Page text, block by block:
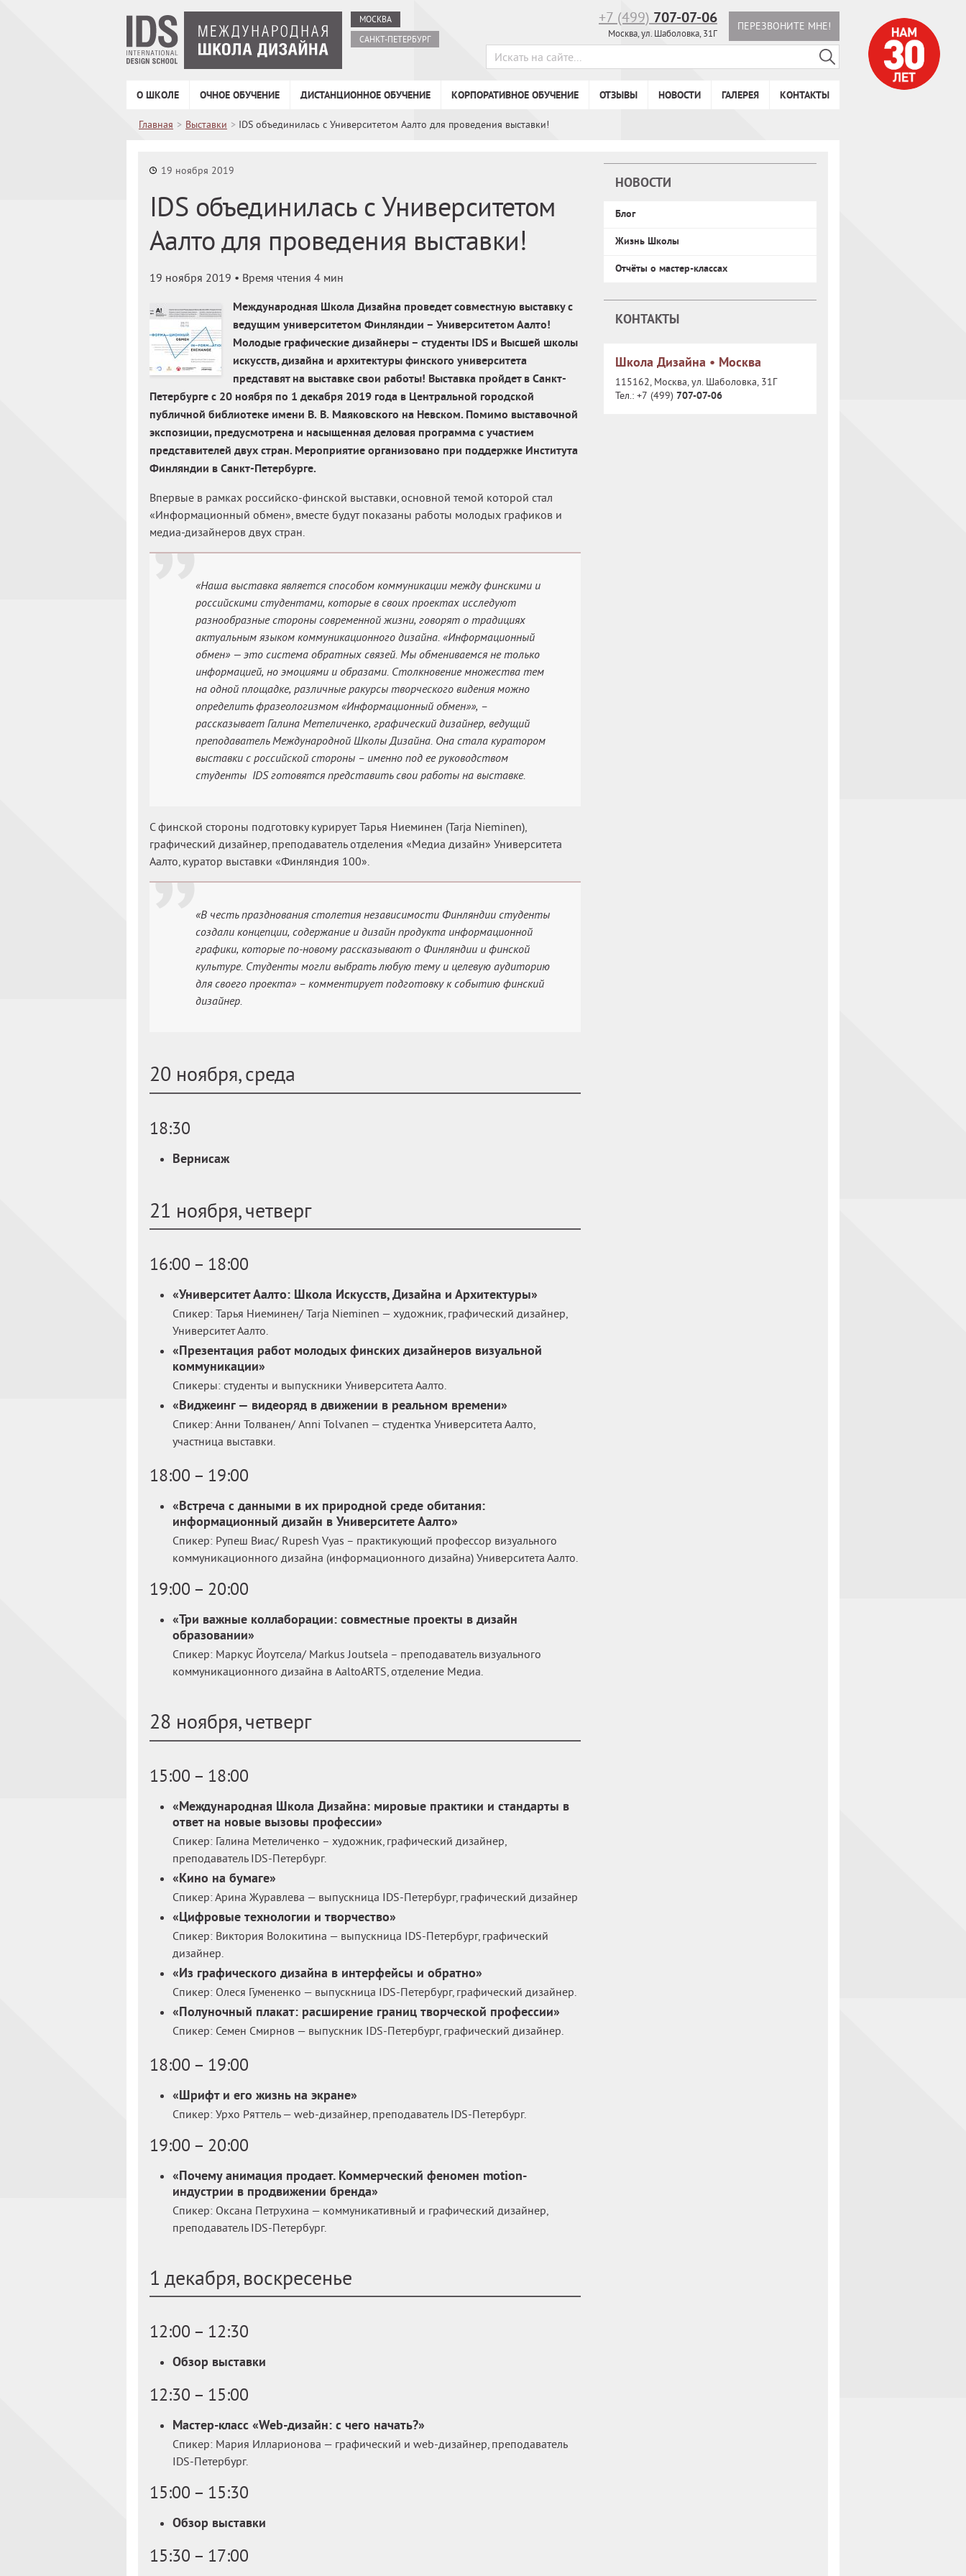
МОСКВА
САНКТ-ПЕТЕРБУРГ
ПЕРЕЗВОНИТЕ МНЕ!
+7 (499) 707-07-06
Москва, ул. Шаболовка, 31Г
О ШКОЛЕ ОЧНОЕ ОБУЧЕНИЕ ДИСТАНЦИОННОЕ ОБУЧЕНИЕ КОРПОРАТИВНОЕ ОБУЧЕНИЕ ОТЗЫВЫ НОВОСТИ ГАЛЕРЕЯ КОНТАКТЫ
Главная > Выставки > IDS объединилась с Университетом Аалто для проведения выставки!
19 ноября 2019
IDS объединилась с Университетом
Аалто для проведения выставки!
19 ноября 2019 • Время чтения 4 мин
Международная Школа Дизайна проведет совместную выставку с
ведущим университетом Финляндии – Университетом Аалто!
Молодые графические дизайнеры – студенты IDS и Высшей школы
искусств, дизайна и архитектуры финского университета
представят на выставке свои работы! Выставка пройдет в Санкт-
Петербурге с 20 ноября по 1 декабря 2019 года в Центральной городской
публичной библиотеке имени В. В. Маяковского на Невском. Помимо выставочной
экспозиции, предусмотрена и насыщенная деловая программа с участием
представителей двух стран. Мероприятие организовано при поддержке Института
Финляндии в Санкт-Петербурге.
Впервые в рамках российско-финской выставки, основной темой которой стал
«Информационный обмен», вместе будут показаны работы молодых графиков и
медиа-дизайнеров двух стран.
«Наша выставка является способом коммуникации между финскими и
российскими студентами, которые в своих проектах исследуют
разнообразные стороны современной жизни, говорят о традициях
актуальным языком коммуникационного дизайна. «Информационный
обмен» — это система обратных связей. Мы обмениваемся не только
информацией, но эмоциями и образами. Столкновение множества тем
на одной площадке, различные ракурсы творческого видения можно
определить фразеологизмом «Информационный обмен»», –
рассказывает Галина Метеличенко, графический дизайнер, ведущий
преподаватель Международной Школы Дизайна. Она стала куратором
выставки с российской стороны – именно под ее руководством
студенты IDS готовятся представить свои работы на выставке.
С финской стороны подготовку курирует Тарья Ниеминен (Tarja Nieminen),
графический дизайнер, преподаватель отделения «Медиа дизайн» Университета
Аалто, куратор выставки «Финляндия 100».
«В честь празднования столетия независимости Финляндии студенты
создали концепции, содержание и дизайн продукта информационной
графики, которые по-новому рассказывают о Финляндии и финской
культуре. Студенты могли выбрать любую тему и целевую аудиторию
для своего проекта» – комментирует подготовку к событию финский
дизайнер.
20 ноября, среда
18:30
Вернисаж
21 ноября, четверг
16:00 – 18:00
«Университет Аалто: Школа Искусств, Дизайна и Архитектуры»
Спикер: Тарья Ниеминен/ Tarja Nieminen — художник, графический дизайнер,
Университет Аалто.
«Презентация работ молодых финских дизайнеров визуальной
коммуникации»
Спикеры: студенты и выпускники Университета Аалто.
«Виджеинг — видеоряд в движении в реальном времени»
Спикер: Анни Толванен/ Anni Tolvanen — cтудентка Университета Аалто,
участница выставки.
18:00 – 19:00
«Встреча с данными в их природной среде обитания:
информационный дизайн в Университете Аалто»
Спикер: Рупеш Виас/ Rupesh Vyas – практикующий профессор визуального
коммуникационного дизайна (информационного дизайна) Университета Аалто.
19:00 – 20:00
«Три важные коллаборации: совместные проекты в дизайн
образовании»
Спикер: Маркус Йоутсела/ Markus Joutsela – преподаватель визуального
коммуникационного дизайна в AaltoARTS, отделение Медиа.
28 ноября, четверг
15:00 – 18:00
«Международная Школа Дизайна: мировые практики и стандарты в
ответ на новые вызовы профессии»
Спикер: Галина Метеличенко – художник, графический дизайнер,
преподаватель IDS-Петербург.
«Кино на бумаге»
Спикер: Арина Журавлева — выпускница IDS-Петербург, графический дизайнер
«Цифровые технологии и творчество»
Спикер: Виктория Волокитина — выпускница IDS-Петербург, графический
дизайнер.
«Из графического дизайна в интерфейсы и обратно»
Спикер: Олеся Гумененко — выпускница IDS-Петербург, графический дизайнер.
«Полуночный плакат: расширение границ творческой профессии»
Спикер: Семен Смирнов — выпускник IDS-Петербург, графический дизайнер.
18:00 – 19:00
«Шрифт и его жизнь на экране»
Спикер: Урхо Ряттель — web-дизайнер, преподаватель IDS-Петербург.
19:00 – 20:00
«Почему анимация продает. Коммерческий феномен motion-
индустрии в продвижении бренда»
Спикер: Оксана Петрухина — коммуникативный и графический дизайнер,
преподаватель IDS-Петербург.
1 декабря, воскресенье
12:00 – 12:30
Обзор выставки
12:30 – 15:00
Мастер-класс «Web-дизайн: с чего начать?»
Спикер: Мария Илларионова — графический и web-дизайнер, преподаватель
IDS-Петербург.
15:00 – 15:30
Обзор выставки
15:30 – 17:00
НОВОСТИ
Блог
Жизнь Школы
Отчёты о мастер-классах
КОНТАКТЫ
Школа Дизайна • Москва
115162, Москва, ул. Шаболовка, 31Г
Тел.: +7 (499) 707-07-06